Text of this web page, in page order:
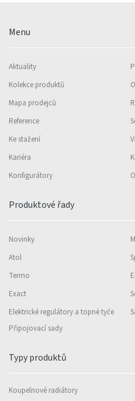
Menu
Aktuality
Kolekce produktů
Mapa prodejců
Reference
Ke stažení
Kariéra
Konfigurátory
Produktové řady
Novinky
Atol
Termo
Exact
Elektrické regulátory a topné tyče
Připojovací sady
Typy produktů
Koupelnové radiátory